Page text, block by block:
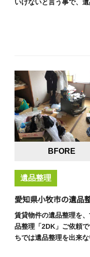
いけないと言う事で、
BFORE
遺品整理
愛知県小牧市の遺品
賃貸物件の遺品整理を
品整理「2DK」ご依頼
ちでは遺品整理を出来